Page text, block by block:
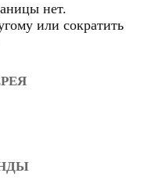
нет.
или сократить